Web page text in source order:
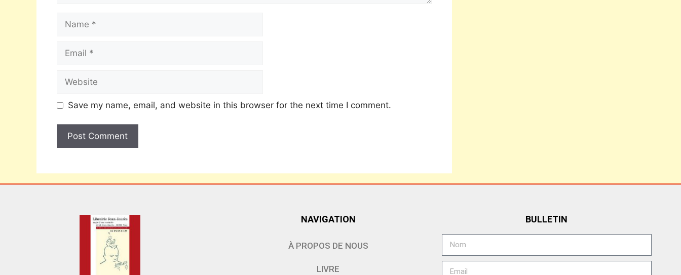
Save my name, email, and website in this browser for the next time I comment.
NAVIGATION
À PROPOS DE NOUS
LIVRE
BULLETIN